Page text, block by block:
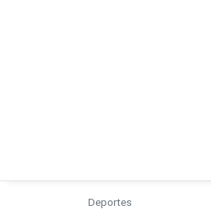
Deportes